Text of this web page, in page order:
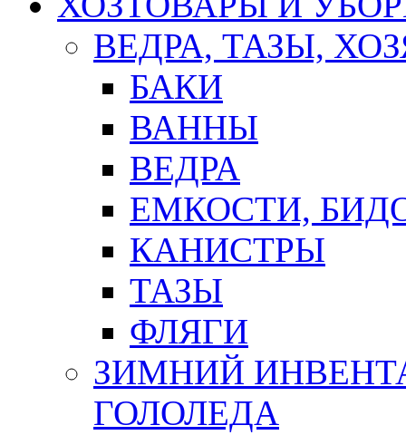
ВЕДРА, ТАЗЫ,
БАКИ
ВАННЫ
ВЕДРА
ЕМКОСТИ,
КАНИСТРЫ
ТАЗЫ
ФЛЯГИ
ЗИМНИЙ
ГОЛОЛЕДА